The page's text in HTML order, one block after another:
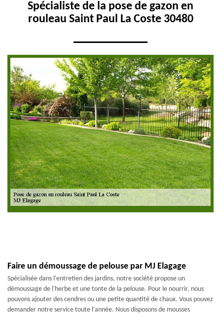
Spécialiste de la pose de gazon en
rouleau Saint Paul La Coste 30480
Faire un démoussage de pelouse par MJ Elagage
Spécialisée dans l'entretien des jardins, notre société propose un
démoussage de l'herbe et une tonte de la pelouse. Pour le nourrir, nous
pouvons ajouter des cendres ou une petite quantité de chaux. Vous pouvez
demander notre service toute l'année. Nous disposons de mousses